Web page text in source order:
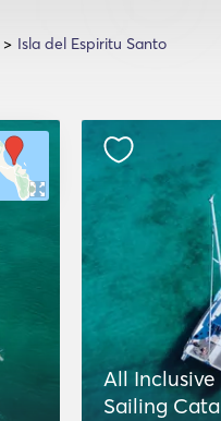
Isla del Espiritu Santo
All
Sailing